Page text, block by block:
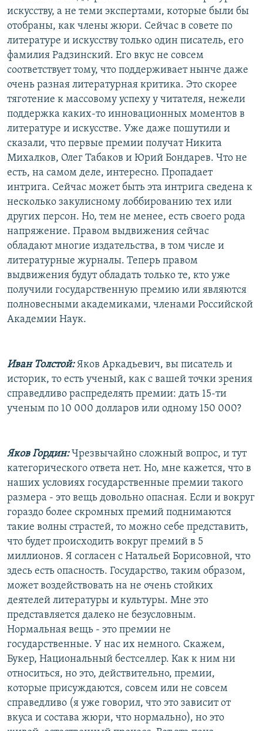
искусству, а не теми экспертами, которые были бы
отобраны, как члены жюри. Сейчас в совете по
литературе и искусству только один писатель, его
фамилия Радзинский. Его вкус не совсем
соответствует тому, что поддерживает нынче даже
очень разная литературная критика. Это скорее
тяготение к массовому успеху у читателя, нежели
поддержка каких-то инновационных моментов в
литературе и искусстве. Уже даже пошутили и
сказали, что первые премии получат Никита
Михалков, Олег Табаков и Юрий Бондарев. Что не
есть, на самом деле, интересно. Пропадает
интрига. Сейчас может быть эта интрига сведена к
несколько закулисному лоббированию тех или
других персон. Но, тем не менее, есть своего рода
напряжение. Правом выдвижения сейчас
обладают многие издательства, в том числе и
литературные журналы. Теперь правом
выдвижения будут обладать только те, кто уже
получили государственную премию или являются
полновесными академиками, членами Российской
Академии Наук.
Иван Толстой:Яков Аркадьевич, вы писатель и
историк, то есть ученый, как с вашей точки зрения
справедливо распределять премии: дать 15-ти
ученым по 10 000 долларов или одному 150 000?
Яков Гордин:Чрезвычайно сложный вопрос, и тут
категорического ответа нет. Но, мне кажется, что в
наших условиях государственные премии такого
размера - это вещь довольно опасная. Если и вокруг
гораздо более скромных премий поднимаются
такие волны страстей, то можно себе представить,
что будет происходить вокруг премий в 5
миллионов. Я согласен с Натальей Борисовной, что
здесь есть опасность. Государство, таким образом,
может воздействовать на не очень стойких
деятелей литературы и культуры. Мне это
представляется далеко не безусловным.
Нормальная вещь - это премии не
государственные. У нас их немного. Скажем,
Букер, Национальный бестселлер. Как к ним ни
относиться, но это, действительно, премии,
которые присуждаются, совсем или не совсем
справедливо (я уже говорил, что это зависит от
вкуса и состава жюри, что нормально), но это